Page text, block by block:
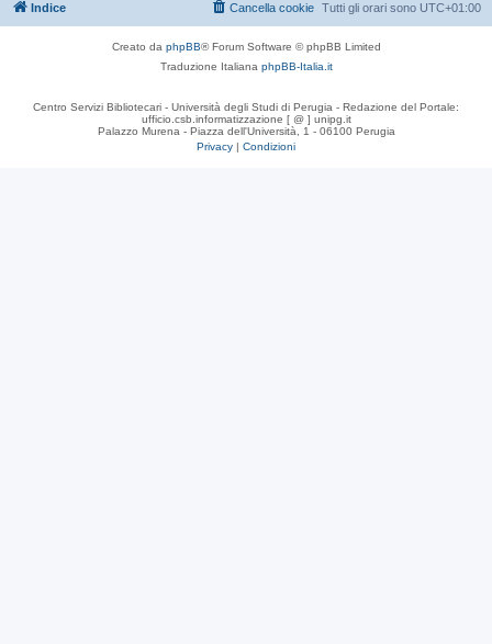
Indice Tutti gli orari sono UTC+01:00
Cancella cookie
Creato da phpBB® Forum Software © phpBB Limited
Traduzione Italiana phpBB-Italia.it
Centro Servizi Bibliotecari - Università degli Studi di Perugia - Redazione del Portale:
ufficio.csb.informatizzazione [ @ ] unipg.it
Palazzo Murena - Piazza dell'Università, 1 - 06100 Perugia
Privacy | Condizioni